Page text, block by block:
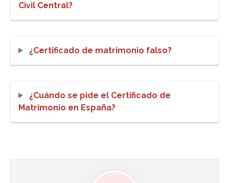
Civil Central?
¿Certificado de matrimonio falso?
¿Cuándo se pide el Certificado de
Matrimonio en España?